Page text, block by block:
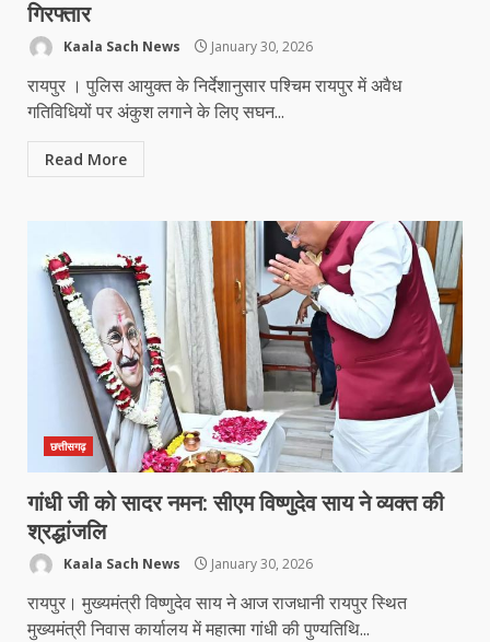
गिरफ्तार
Kaala Sach News January 30, 2026
रायपुर । पुलिस आयुक्त के निर्देशानुसार पश्चिम रायपुर में अवैध
गतिविधियों पर अंकुश लगाने के लिए सघन...
Read More
छत्तीसगढ़
गांधी जी को सादर नमन: सीएम विष्णुदेव साय ने व्यक्त की
श्रद्धांजलि
Kaala Sach News January 30, 2026
रायपुर। मुख्यमंत्री विष्णुदेव साय ने आज राजधानी रायपुर स्थित
मुख्यमंत्री निवास कार्यालय में महात्मा गांधी की पुण्यतिथि...